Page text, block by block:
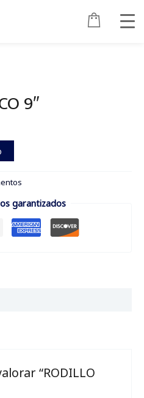
9″
garantizados
“RODILLO